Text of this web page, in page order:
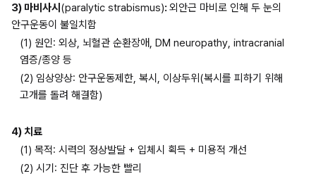
3) 마비사시 (paralytic strabismus): 외안근 마비로 인해 두 눈의
안구운동이 불일치함
(1) 원인: 외상, 뇌혈관 순환장애, DM neuropathy, intracranial
염증/종양 등
(2) 임상양상: 안구운동제한, 복시, 이상두위(복시를 피하기 위해
고개를 돌려 해결함)
4) 치료
(1) 목적: 시력의 정상발달 + 입체시 획득 + 미용적 개선
(2) 시기: 진단 후 가능한 빨리